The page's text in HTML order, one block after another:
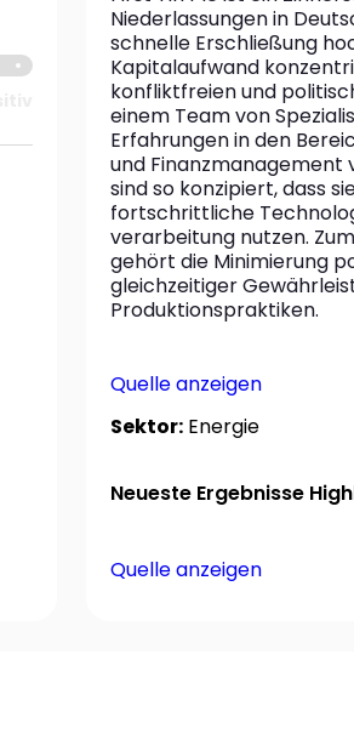
Niederlassungen in
schnelle Erschließung
Kapitalaufwand
konfliktfreien und
einem Team von
Erfahrungen in den
und Finanzmanagement
sind so konzipiert, dass
fortschrittliche
verarbeitung nutzen.
gehört die Minimierung
gleichzeitiger
Produktionspraktiken.
Quelle anzeigen
Sektor: Energie
Neueste Ergebnisse
Quelle anzeigen